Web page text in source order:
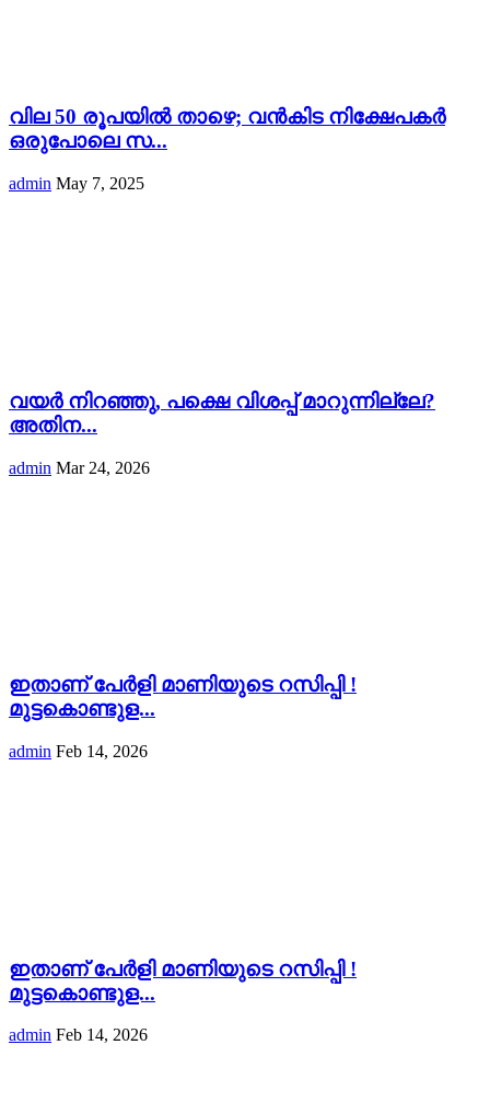
വില 50 രൂപയിൽ താഴെ; വൻകിട നിക്ഷേപകർ
ഒരുപോലെ സ...
admin May 7, 2025
വയർ നിറഞ്ഞു, പക്ഷെ വിശപ്പ് മാറുന്നില്ലേ?
അതിന...
admin Mar 24, 2026
ഇതാണ് പേര്‍ളി മാണിയുടെ റസിപ്പി !
മുട്ടകൊണ്ടുള...
admin Feb 14, 2026
ഇതാണ് പേര്‍ളി മാണിയുടെ റസിപ്പി !
മുട്ടകൊണ്ടുള...
admin Feb 14, 2026